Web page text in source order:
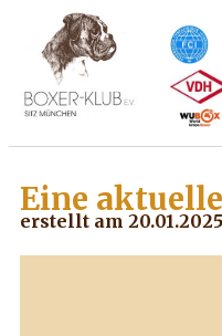
Eine aktuelle
erstellt am